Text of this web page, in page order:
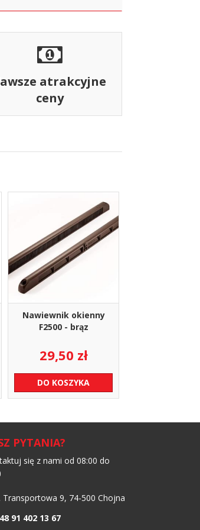
atrakcyjne
ceny
Nawiewnik okienny
F2500 - brąz
29,50 zł
DO KOSZYKA
PYTANIA?
się z nami od 08:00 do
Transportowa 9, 74-500 Chojna
91 402 13 67